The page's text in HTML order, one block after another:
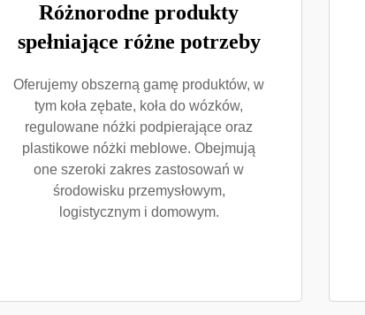
Różnorodne produkty
spełniające różne potrzeby
Oferujemy obszerną gamę produktów, w
tym koła zębate, koła do wózków,
regulowane nóżki podpierające oraz
plastikowe nóżki meblowe. Obejmują
one szeroki zakres zastosowań w
środowisku przemysłowym,
logistycznym i domowym.